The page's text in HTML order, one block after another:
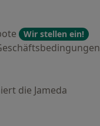
Wir stellen ein!
die Jameda